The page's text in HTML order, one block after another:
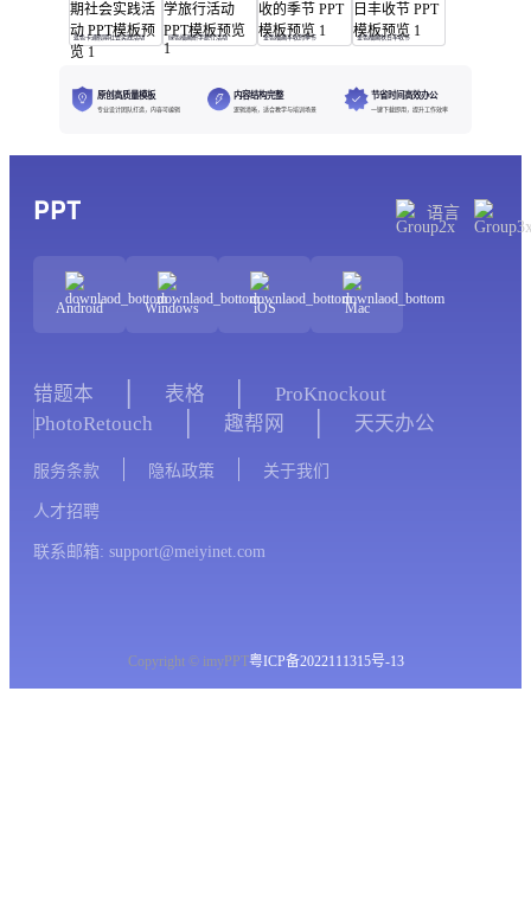
蓝色卡通假期社会实践活动 绿色插画研学旅行活动 金色插画丰收的季节 金色插画秋日丰收节
原创高质量模板
专业设计团队打造，内容可编辑
内容结构完整
逻辑清晰，适合教学与培训场景
节省时间高效办公
一键下载即用，提升工作效率
PPT 语言
Android Windows iOS Mac
错题本 表格
ProKnockout
PhotoRetouch
趣帮网 天天办公
服务条款 隐私政策 关于我们
人才招聘
联系邮箱: support@meiyinet.com
Copyright © imyPPT粤ICP备2022111315号-13